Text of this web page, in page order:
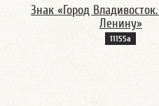
Знак «Город
Ленину»
11155а